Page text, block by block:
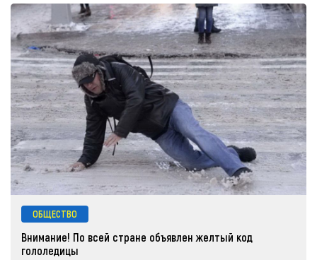
ОБЩЕСТВО
Внимание! По всей стране объявлен желтый код
гололедицы